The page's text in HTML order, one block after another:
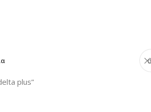
plus”